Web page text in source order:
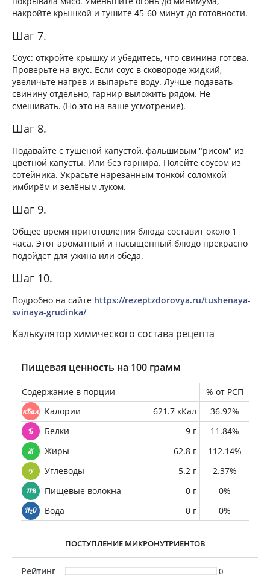
накройте крышкой и тушите 45-60 минут до готовности.
Шаг 7.
Соус: откройте крышку и убедитесь, что свинина готова.
Проверьте на вкус. Если соус в сковороде жидкий,
увеличьте нагрев и выпарьте воду. Лучше подавать
свинину отдельно, гарнир выложить рядом. Не
смешивать. (Но это на ваше усмотрение).
Шаг 8.
Подавайте с тушёной капустой, фальшивым "рисом" из
цветной капусты. Или без гарнира. Полейте соусом из
сотейника. Украсьте нарезанным тонкой соломкой
имбирём и зелёным луком.
Шаг 9.
Общее время приготовления блюда составит около 1
часа. Этот ароматный и насыщенный блюдо прекрасно
подойдет для ужина или обеда.
Шаг 10.
Подробно на сайте https://rezeptzdorovya.ru/tushenaya-
svinaya-grudinka/
Калькулятор химического состава рецепта
Пищевая ценность на 100 грамм
Содержание в порции
% от РСП
Калории
621.7 кКал
36.92%
Белки
9 г
11.84%
Жиры
62.8 г
112.14%
Углеводы
5.2 г
2.37%
Пищевые волокна
0 г
0%
Вода
0 г 0%
ПОСТУПЛЕНИЕ МИКРОНУТРИЕНТОВ
Рейтинг
0